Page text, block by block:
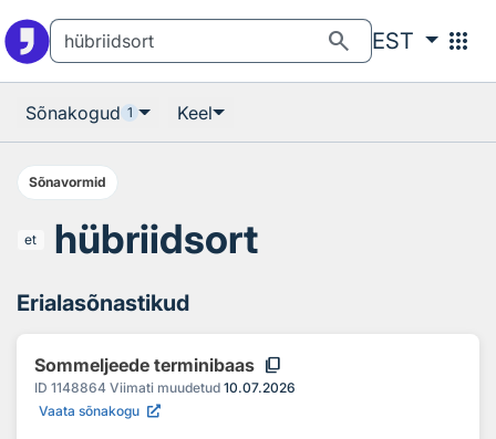
search EST apps
Sõnakogud 1 Keel
Sõnavormid
et hübriidsort
Erialasõnastikud
Sommeljeede terminibaas content_copy
ID 1148864 Viimati muudetud 10.07.2026
Vaata sõnakogu